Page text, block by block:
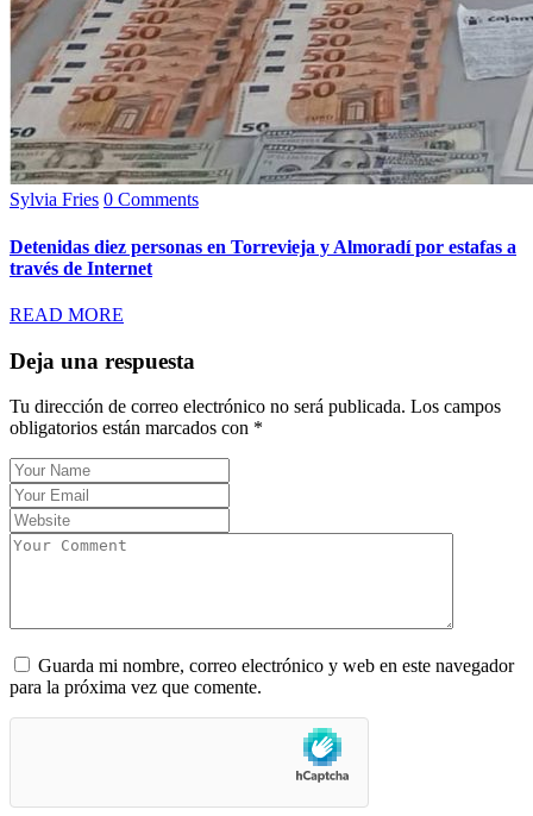
Sylvia Fries 0 Comments
Detenidas diez personas en Torrevieja y Almoradí por estafas a
través de Internet
READ MORE
Deja una respuesta
Tu dirección de correo electrónico no será publicada. Los campos
obligatorios están marcados con *
Guarda mi nombre, correo electrónico y web en este navegador
para la próxima vez que comente.